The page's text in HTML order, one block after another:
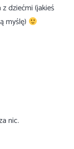
dziećmi (jakieś
myślę)
nic.